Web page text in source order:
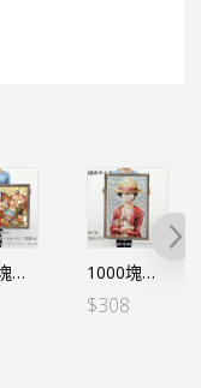
1000塊砌圖 草帽商店10周年紀念 (日版) 1000塊砌圖 草帽商店1周年紀念 馬賽克 (日版)
$308